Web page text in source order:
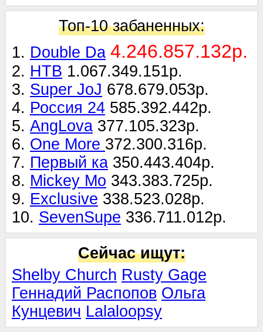
Топ-10 забаненных:
1. Double Da 4.246.857.132р.
2. НТВ 1.067.349.151р.
3. Super JoJ 678.679.053р.
4. Россия 24 585.392.442р.
5. AngLova 377.105.323р.
6. One More 372.300.316р.
7. Первый ка 350.443.404р.
8. Mickey Mo 343.383.725р.
9. Exclusive 338.523.028р.
10. SevenSupe 336.711.012р.
Сейчас ищут:
Shelby Church Rusty Gage
Геннадий Распопов Ольга
Кунцевич Lalaloopsy